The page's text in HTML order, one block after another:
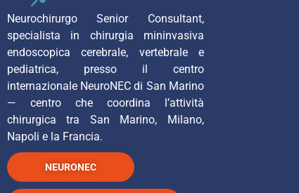
Neurochirurgo Senior Consultant,
specialista in chirurgia mininvasiva
endoscopica cerebrale, vertebrale e
pediatrica, presso il centro
internazionale NeuroNEC di San Marino
— centro che coordina l’attività
chirurgica tra San Marino, Milano,
Napoli e la Francia.
NEURONEC